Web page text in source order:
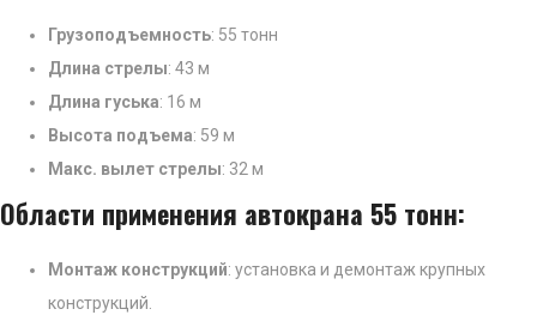
Грузоподъемность: 55 тонн
Длина стрелы: 43 м
Длина гуська: 16 м
Высота подъема: 59 м
Макс. вылет стрелы: 32 м
Области применения автокрана 55 тонн:
Монтаж конструкций: установка и демонтаж крупных
конструкций.